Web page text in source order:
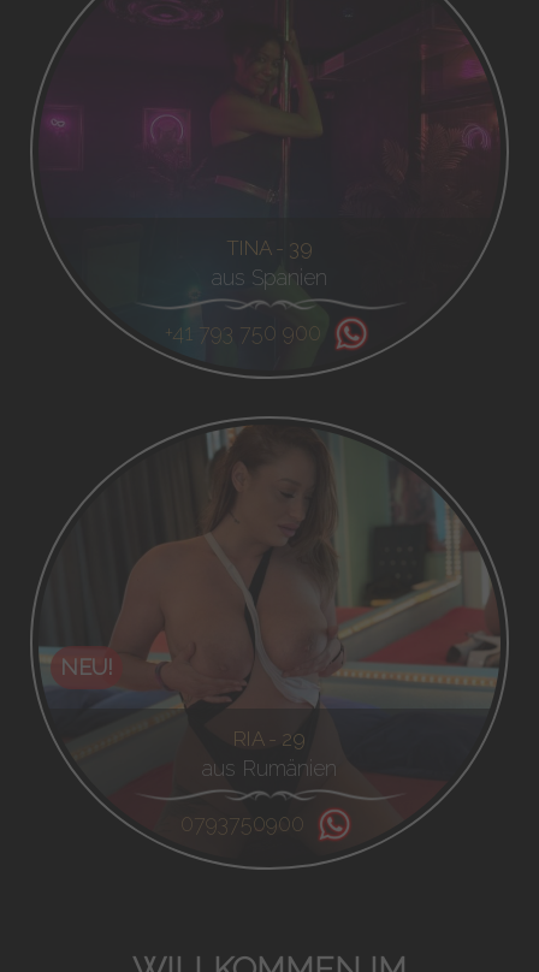
TINA - 39
aus Spanien
+41 793 750 900
NEU!
RIA - 29
aus Rumänien
0793750900